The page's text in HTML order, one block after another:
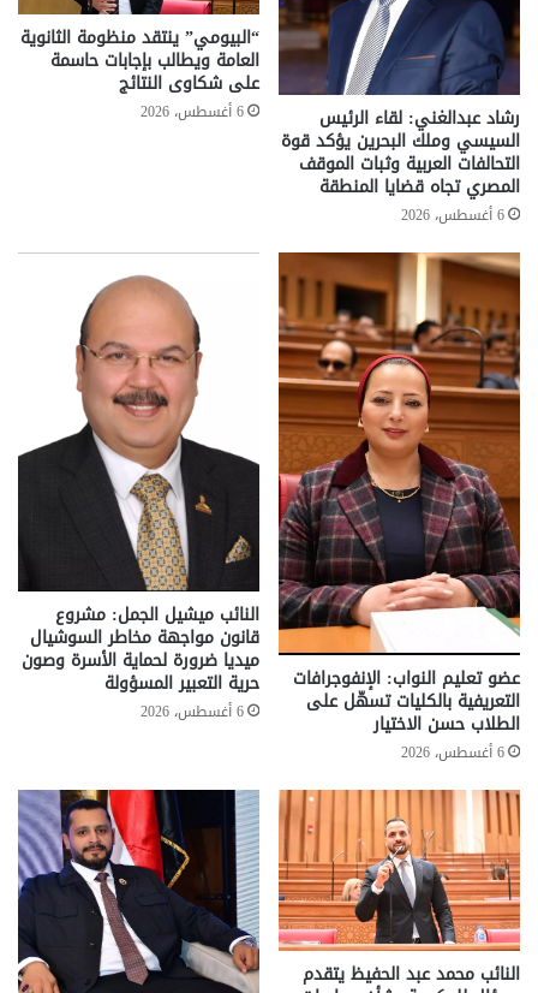
رشاد عبدالغني: لقاء الرئيس
السيسي وملك البحرين يؤكد قوة
التحالفات العربية وثبات الموقف
المصري تجاه قضايا المنطقة
6 أغسطس، 2026
“البيومي” ينتقد منظومة الثانوية
العامة ويطالب بإجابات حاسمة
على شكاوى النتائج
6 أغسطس، 2026
عضو تعليم النواب: الإنفوجرافات
التعريفية بالكليات تسهّل على
الطلاب حسن الاختيار
6 أغسطس، 2026
النائب ميشيل الجمل: مشروع
قانون مواجهة مخاطر السوشيال
ميديا ضرورة لحماية الأسرة وصون
حرية التعبير المسؤولة
6 أغسطس، 2026
النائب محمد عبد الحفيظ يتقدم